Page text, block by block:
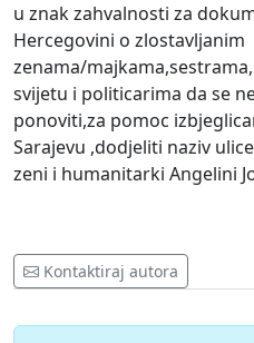
u znak zahvalnosti za
Hercegovini o zlostavljanim
zenama/
svijetu i politicarima da se
ponoviti,za pomoc
Sarajevu ,dodjeliti naziv
zeni i humanitarki Angelini
Kontaktiraj autora